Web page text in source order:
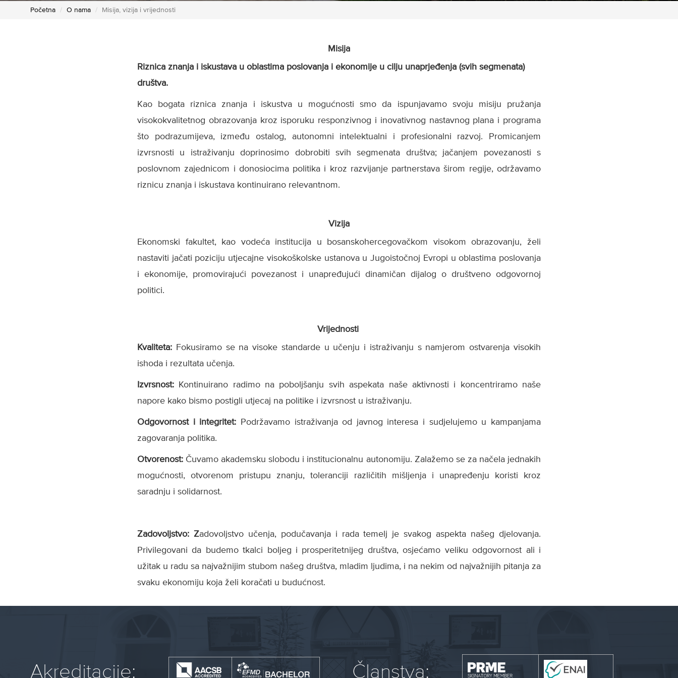
Početna O nama Misija, vizija i vrijednosti
Misija
Riznica znanja i iskustava u oblastima poslovanja i ekonomije u cilju unaprjeđenja (svih segmenata)
društva.
Kao bogata riznica znanja i iskustva u mogućnosti smo da ispunjavamo svoju misiju pružanja
visokokvalitetnog obrazovanja kroz isporuku responzivnog i inovativnog nastavnog plana i programa
što podrazumijeva, između ostalog, autonomni intelektualni i profesionalni razvoj. Promicanjem
izvrsnosti u istraživanju doprinosimo dobrobiti svih segmenata društva; jačanjem povezanosti s
poslovnom zajednicom i donosiocima politika i kroz razvijanje partnerstava širom regije, održavamo
riznicu znanja i iskustava kontinuirano relevantnom.
Vizija
Ekonomski fakultet, kao vodeća institucija u bosanskohercegovačkom visokom obrazovanju, želi
nastaviti jačati poziciju utjecajne visokoškolske ustanova u Jugoistočnoj Evropi u oblastima poslovanja
i ekonomije, promovirajući povezanost i unapređujući dinamičan dijalog o društveno odgovornoj
politici.
Vrijednosti
Kvaliteta:
Fokusiramo se na visoke standarde u učenju i istraživanju s namjerom ostvarenja visokih
ishoda i rezultata učenja.
Izvrsnost:
Kontinuirano radimo na poboljšanju svih aspekata naše aktivnosti i koncentriramo naše
napore kako bismo postigli utjecaj na politike i izvrsnost u istraživanju.
Odgovornost i integritet:
Podržavamo istraživanja od javnog interesa i sudjelujemo u kampanjama
zagovaranja politika.
Otvorenost: Čuvamo akademsku slobodu i institucionalnu autonomiju. Zalažemo se za načela jednakih
mogućnosti, otvorenom pristupu znanju, toleranciji različitih mišljenja i unapređenju koristi kroz
saradnju i solidarnost.
Zadovoljstvo: Zadovoljstvo učenja, podučavanja i rada temelj je svakog aspekta našeg djelovanja.
Privilegovani da budemo tkalci boljeg i prosperitetnijeg društva, osjećamo veliku odgovornost ali i
užitak u radu sa najvažnijim stubom našeg društva, mladim ljudima, i na nekim od najvažnijih pitanja za
svaku ekonomiju koja želi koračati u budućnost.
Akreditacije: Članstva: